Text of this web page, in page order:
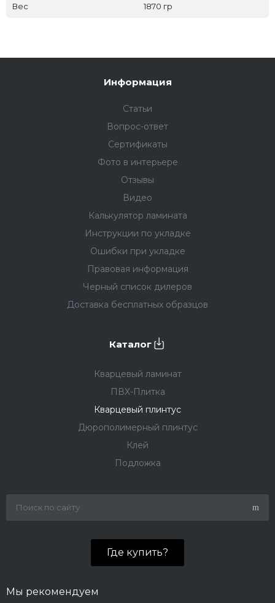
Вес 1870 гр
Информация
Статьи
Вопрос-ответ
Сертификаты
Фото в интерьере
Отзывы
Видео
Калькулятор ламината
Инструкции по укладке
Ошибки при укладке
Правовая информация
Черный список дилеров
Доставка бесплатных образцов
Каталог
Кварцевый ламинат
ПВХ-Плитка
Кварцевый плинтус
Дюрополимерный плинтус
Клей
Подложка
Где купить?
Мы рекомендуем